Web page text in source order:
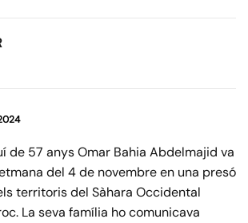
de 57 anys Omar Bahia Abdelmajid va
del 4 de novembre en una presó
territoris del Sàhara Occidental
La seva família ho comunicava